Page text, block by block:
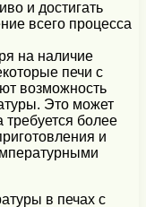
и достигать
всего процесса
на наличие
печи с
возможность
Это может
требуется более
и
в печах с